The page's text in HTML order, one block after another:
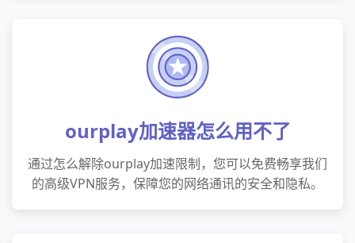
ourplay加速器怎么用不了
通过怎么解除ourplay加速限制，您可以免费畅享我们
的高级VPN服务，保障您的网络通讯的安全和隐私。